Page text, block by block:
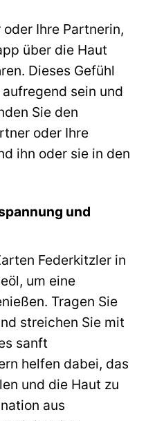
Ihre Partnerin,
über die Haut
Dieses Gefühl
sein und
Sie den
oder Ihre
ihn oder sie in den
und
Federkitzler in
um eine
Tragen Sie
streichen Sie mit
sanft
helfen dabei, das
und die Haut zu
aus